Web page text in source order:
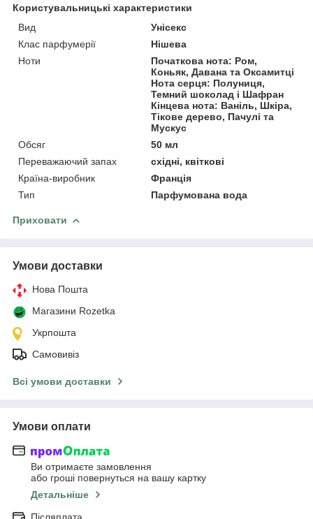
Користувальницькі характеристики
Вид
Унісекс
Клас парфумерії
Нішева
Ноти
Початкова нота: Ром,
Коньяк, Давана та Оксамитці
Нота серця: Полуниця,
Темний шоколад і Шафран
Кінцева нота: Ваніль, Шкіра,
Тікове дерево, Пачулі та
Мускус
Обсяг
50 мл
Переважаючий запах
східні, квіткові
Країна-виробник
Франція
Тип
Парфумована вода
Приховати
Умови доставки
Нова Пошта
Магазини Rozetka
Укрпошта
Самовивіз
Всі умови доставки
Умови оплати
Ви отримаєте замовлення
або гроші повернуться на вашу картку
Детальніше